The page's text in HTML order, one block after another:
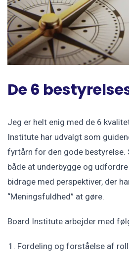
De 6
Jeg er helt enig med de 6
Institute har udvalgt som
fyrtårn for den gode bestyrelse.
både at underbygge og
bidrage med perspektiver, der
“Meningsfuldhed” at gøre.
Board Institute arbejder med
Fordeling og forståelse af